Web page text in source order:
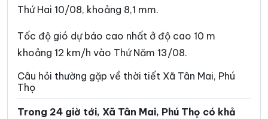
Xã Đức Nhàn
Xã Hạ Hòa Xã Hải Lựu
Xã Hoàng An
Xã Hội Thịnh Xã Hợp Kim
Thứ Hai 10/08, khoảng 8,1 mm.
Tốc độ gió dự báo cao nhất ở độ cao 10 m
khoảng 12 km/h vào Thứ Năm 13/08.
Câu hỏi thường gặp về thời tiết Xã Tân Mai, Phú
Thọ
Trong 24 giờ tới, Xã Tân Mai, Phú Thọ có khả